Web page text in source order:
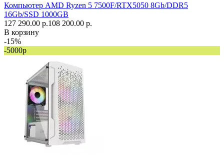
Компьютер AMD Ryzen 5 7500F/RTX5050 8Gb/DDR5
16Gb/SSD 1000GB
127 290.00 р.108 200.00 р.
В корзину
-15%
-5000р